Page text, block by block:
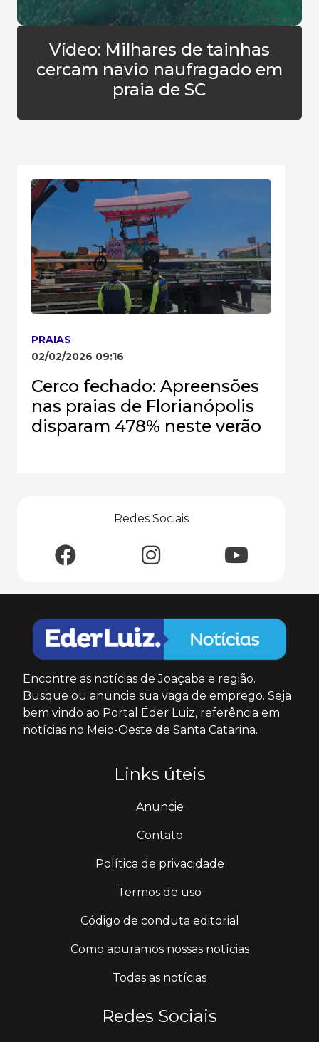
Vídeo: Milhares de tainhas
cercam navio naufragado em
praia de SC
PRAIAS
02/02/2026 09:16
Cerco fechado: Apreensões
nas praias de Florianópolis
disparam 478% neste verão
Redes Sociais
Encontre as notícias de Joaçaba e região.
Busque ou anuncie sua vaga de emprego. Seja
bem vindo ao Portal Éder Luiz, referência em
notícias no Meio-Oeste de Santa Catarina.
Links úteis
Anuncie
Contato
Política de privacidade
Termos de uso
Código de conduta editorial
Como apuramos nossas notícias
Todas as notícias
Redes Sociais